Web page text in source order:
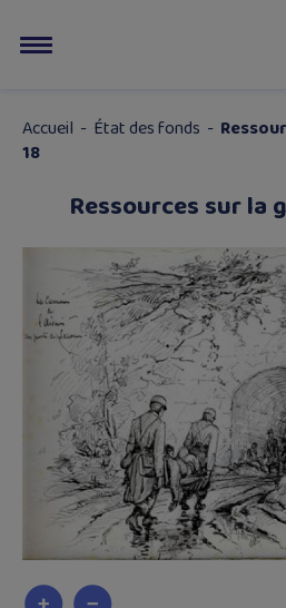
Accueil - État des fonds -
18
Ressources sur la